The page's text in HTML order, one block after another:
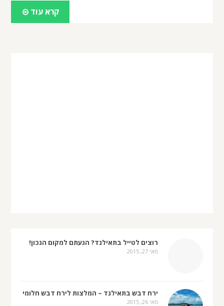
קרא עוד
רוצים לטייל בתאילנד? הגעתם למקום הנכון!
מאי 27, 2015
ירח דבש בתאילנד – המלצות לירח דבש חלומי
מאי 26, 2015